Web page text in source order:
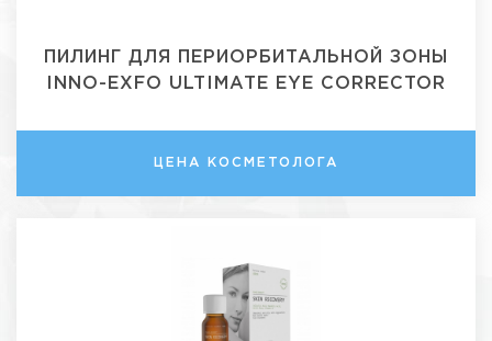
ПИЛИНГ ДЛЯ ПЕРИОРБИТАЛЬНОЙ ЗОНЫ
INNO-EXFO ULTIMATE EYE CORRECTOR
ЦЕНА КОСМЕТОЛОГА